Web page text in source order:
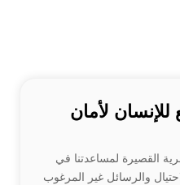
لأمان
القصيرة لمساعدتنا في
والرسائل غير المرغوب